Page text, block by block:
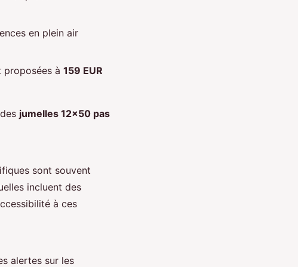
en plein air
proposées à 159 EUR
jumelles 12x50 pas
sont souvent
incluent des
à ces
alertes sur les